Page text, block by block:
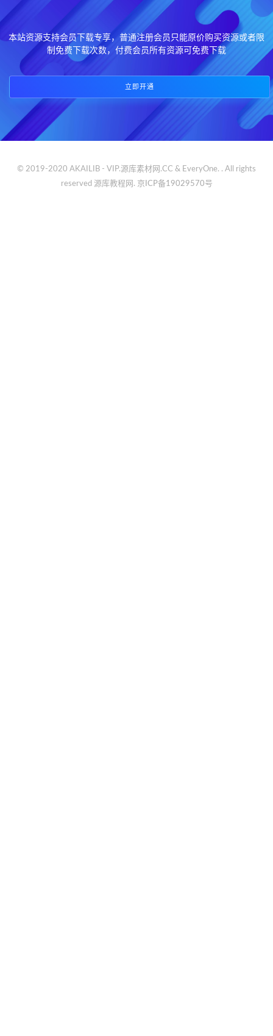
本站资源支持会员下载专享，普通注册会员只能原价购买资源或者限
制免费下载次数，付费会员所有资源可免费下载
立即开通
© 2019-2020 AKAILIB - VIP.源库素材网.CC & EveryOne. . All rights
reserved 源库教程网. 京ICP备19029570号